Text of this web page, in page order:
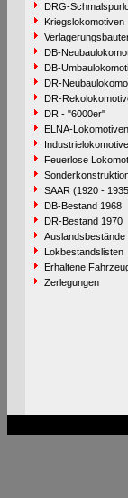
DRG-
Kriegslokomotiven
DB-
DB-
DR-
DR-
DR - "6000er"
ELNA-Lokomotiven
Feuerlose
SAAR (1920 -
DB-Bestand 1968
DR-Bestand 1970
Auslandsbestände
Lokbestandslisten
Erhaltene
Zerlegungen